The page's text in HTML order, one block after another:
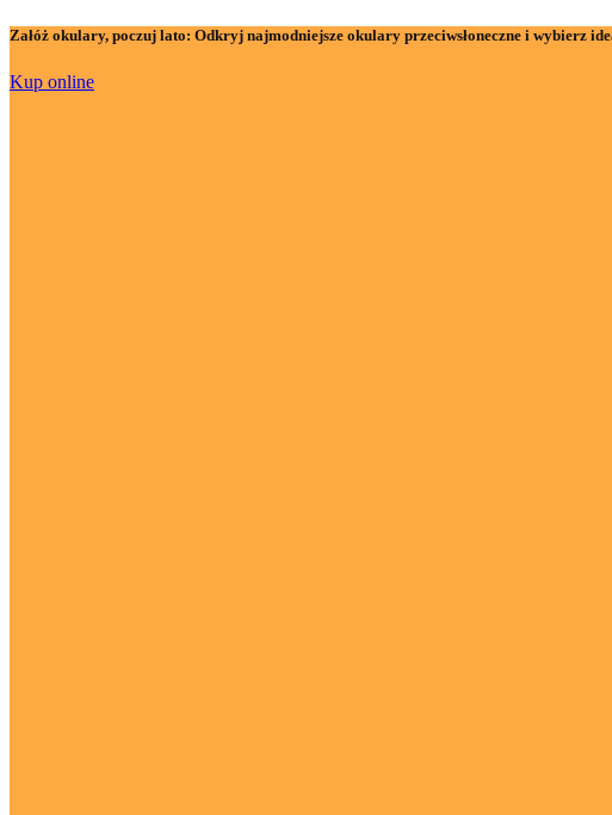
Załóż okulary, poczuj lato: Odkryj najmodniejsze okulary przeciwsłoneczne i wybierz
Kup online